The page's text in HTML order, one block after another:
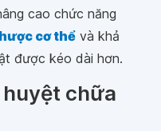
cao chức năng
cơ thể và khả
được kéo dài hơn.
chữa